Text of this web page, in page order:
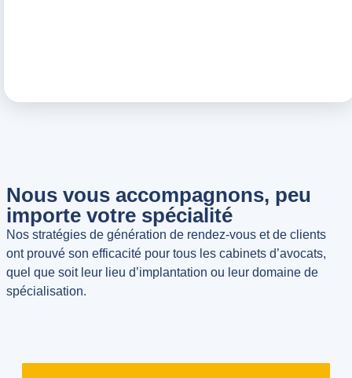
Nous vous accompagnons, peu
importe votre spécialité
Nos stratégies de génération de rendez-vous et de clients
ont prouvé son efficacité pour tous les cabinets d’avocats,
quel que soit leur lieu d’implantation ou leur domaine de
spécialisation.